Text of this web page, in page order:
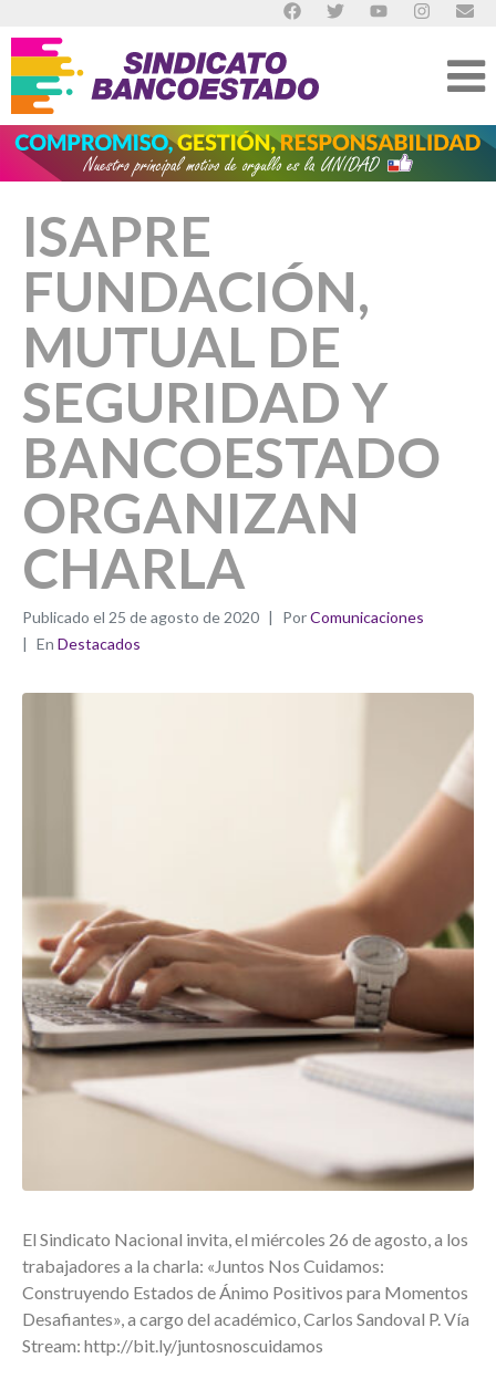
ISAPRE
FUNDACIÓN,
MUTUAL DE
SEGURIDAD Y
BANCOESTADO
ORGANIZAN
CHARLA
Publicado el 25 de agosto de 2020 PorComunicaciones
En Destacados
El Sindicato Nacional invita, el miércoles 26 de agosto, a los
trabajadores a la charla: «Juntos Nos Cuidamos:
Construyendo Estados de Ánimo Positivos para Momentos
Desafiantes», a cargo del académico, Carlos Sandoval P. Vía
Stream: http://bit.ly/juntosnoscuidamos